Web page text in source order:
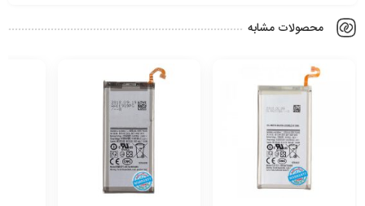
محصولات مشابه